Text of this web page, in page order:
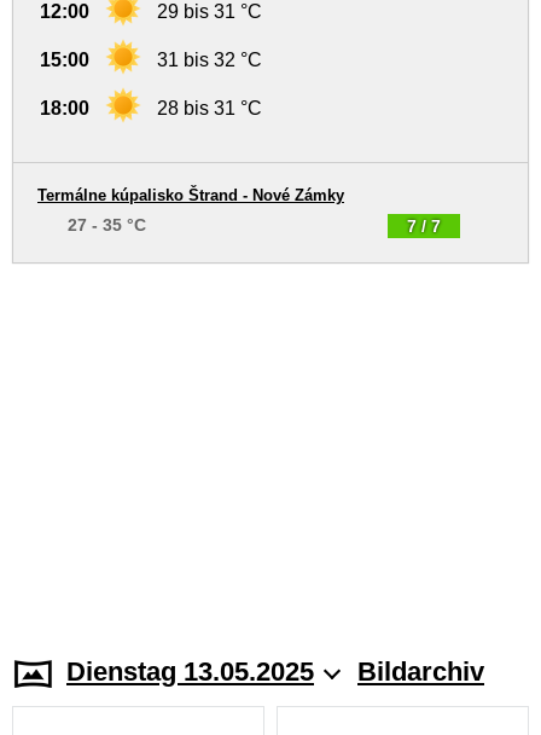
12:00 29 bis 31 °C
15:00 31 bis 32 °C
18:00 28 bis 31 °C
7 / 7
Termálne kúpalisko Štrand - Nové Zámky
27 - 35 °C
Dienstag 13.05.2025 Bildarchiv